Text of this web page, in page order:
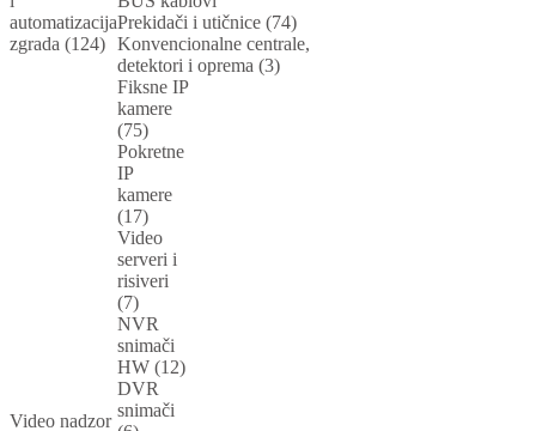
automatizacija
zgrada (124)
Prekidači i utičnice (74)
Konvencionalne centrale,
detektori i oprema (3)
Video nadzor
Fiksne IP
kamere
(75)
Pokretne
IP
kamere
(17)
Video
serveri i
risiveri
(7)
NVR
snimači
HW (12)
DVR
snimači